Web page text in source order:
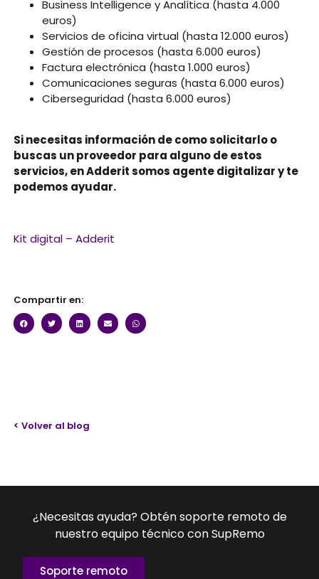
Business Intelligence y Analítica (hasta 4.000
euros)
Servicios de oficina virtual (hasta 12.000 euros)
Gestión de procesos (hasta 6.000 euros)
Factura electrónica (hasta 1.000 euros)
Comunicaciones seguras (hasta 6.000 euros)
Ciberseguridad (hasta 6.000 euros)
Si necesitas información de como solicitarlo o
buscas un proveedor para alguno de estos
servicios, en Adderit somos agente digitalizar y te
podemos ayudar.
Kit digital – Adderit
Compartir en:
< Volver al blog
¿Necesitas ayuda? Obtén soporte remoto de
nuestro equipo técnico con SupRemo
Soporte remoto